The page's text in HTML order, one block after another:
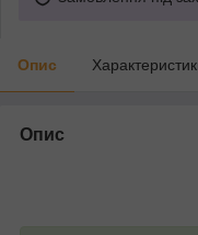
Опис
Опис